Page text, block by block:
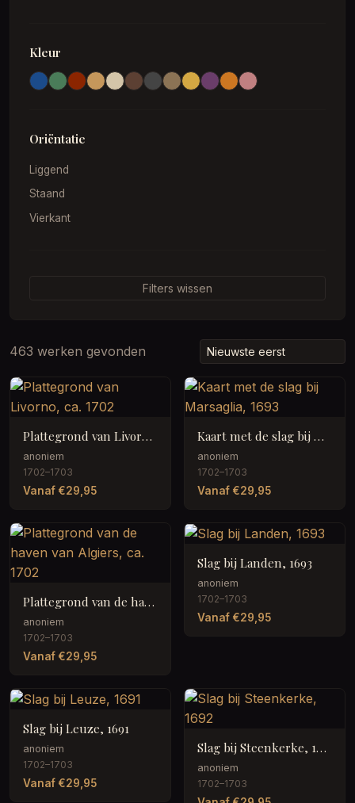
Kleur
Oriëntatie
Liggend
Staand
Vierkant
Filters wissen
463 werken gevonden
Plattegrond van Livorno, ca. 1702
anoniem
1702–1703
Vanaf €29,95
Kaart met de slag bij Marsaglia, 1693
anoniem
1702–1703
Vanaf €29,95
Plattegrond van de haven van Algiers, ca. 1702
anoniem
1702–1703
Vanaf €29,95
Slag bij Landen, 1693
anoniem
1702–1703
Vanaf €29,95
Slag bij Leuze, 1691
anoniem
1702–1703
Vanaf €29,95
Slag bij Steenkerke, 1692
anoniem
1702–1703